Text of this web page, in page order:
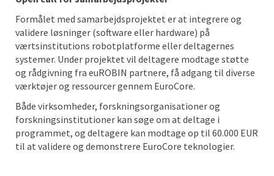
Formålet med samarbejdsprojektet er at integrere og
validere løsninger (software eller hardware) på
værtsinstitutions robotplatforme eller deltagernes
systemer. Under projektet vil deltagere modtage støtte
og rådgivning fra euROBIN partnere, få adgang til diverse
værktøjer og ressourcer gennem EuroCore.
Både virksomheder, forskningsorganisationer og
forskningsinstitutioner kan søge om at deltage i
programmet, og deltagere kan modtage op til 60.000 EUR
til at validere og demonstrere EuroCore teknologier.